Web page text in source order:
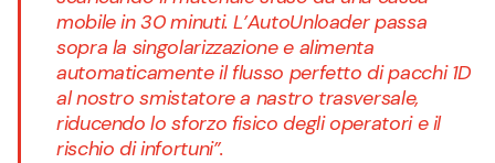
mobile in 30 minuti. L’AutoUnloader passa
sopra la singolarizzazione e alimenta
automaticamente il flusso perfetto di pacchi 1D
al nostro smistatore a nastro trasversale,
riducendo lo sforzo fisico degli operatori e il
rischio di infortuni”.